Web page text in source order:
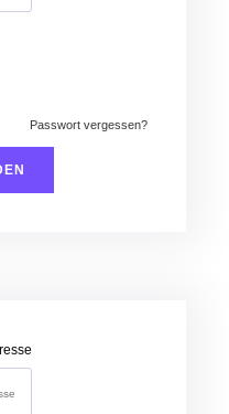
Passwort vergessen?